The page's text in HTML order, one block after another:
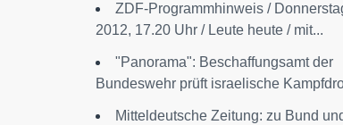
ZDF-Programmhinweis /
2012, 17.20 Uhr / Leute heute / mit...
"Panorama": Beschaffungsamt der
Bundeswehr prüft israelische
Mitteldeutsche Zeitung: zu Bund